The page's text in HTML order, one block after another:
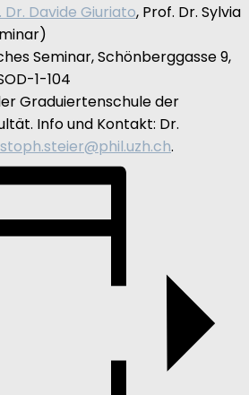
Dr. Davide Giuriato, Prof. Dr. Sylvia
Seminar, Schönberggasse 9,
1-104
Graduiertenschule der
Info und Kontakt: Dr.
.